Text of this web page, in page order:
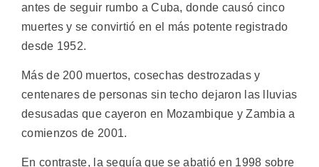
antes de seguir rumbo a Cuba, donde causó cinco
muertes y se convirtió en el más potente registrado
desde 1952.
Más de 200 muertos, cosechas destrozadas y
centenares de personas sin techo dejaron las lluvias
desusadas que cayeron en Mozambique y Zambia a
comienzos de 2001.
En contraste, la sequía que se abatió en 1998 sobre